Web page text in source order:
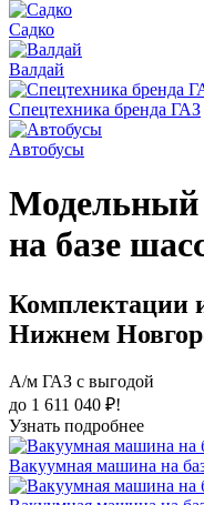
Садко
Валдай
Спецтехника бренда ГАЗ
Автобусы
Модельный
на базе
Комплектации
Нижнем
А/м ГАЗ с выгодой
до 1 611 040 ₽!
Узнать подробнее
Вакуумная машина на